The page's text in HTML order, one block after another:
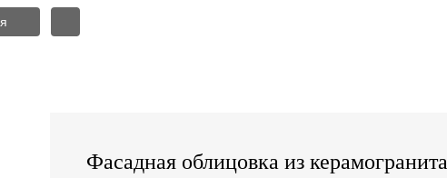
Фасадная облицовка из керамогранита